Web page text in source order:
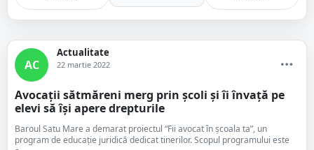
AC
Actualitate
22 martie 2022
Avocații sătmăreni merg prin școli și îi învață pe
elevi să își apere drepturile
Baroul Satu Mare a demarat proiectul “Fii avocat în școala ta”, un
program de educație juridică dedicat tinerilor. Scopul programului este